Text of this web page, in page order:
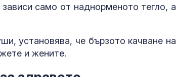
само от наднорменото тегло, а
установява, че бързото качване на
и жените.